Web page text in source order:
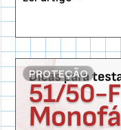
PROTEÇÃO